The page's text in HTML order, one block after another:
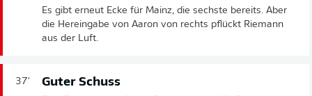
Es gibt erneut Ecke für Mainz, die sechste bereits. Aber
die Hereingabe von Aaron von rechts pflückt Riemann
aus der Luft.
37' Guter Schuss